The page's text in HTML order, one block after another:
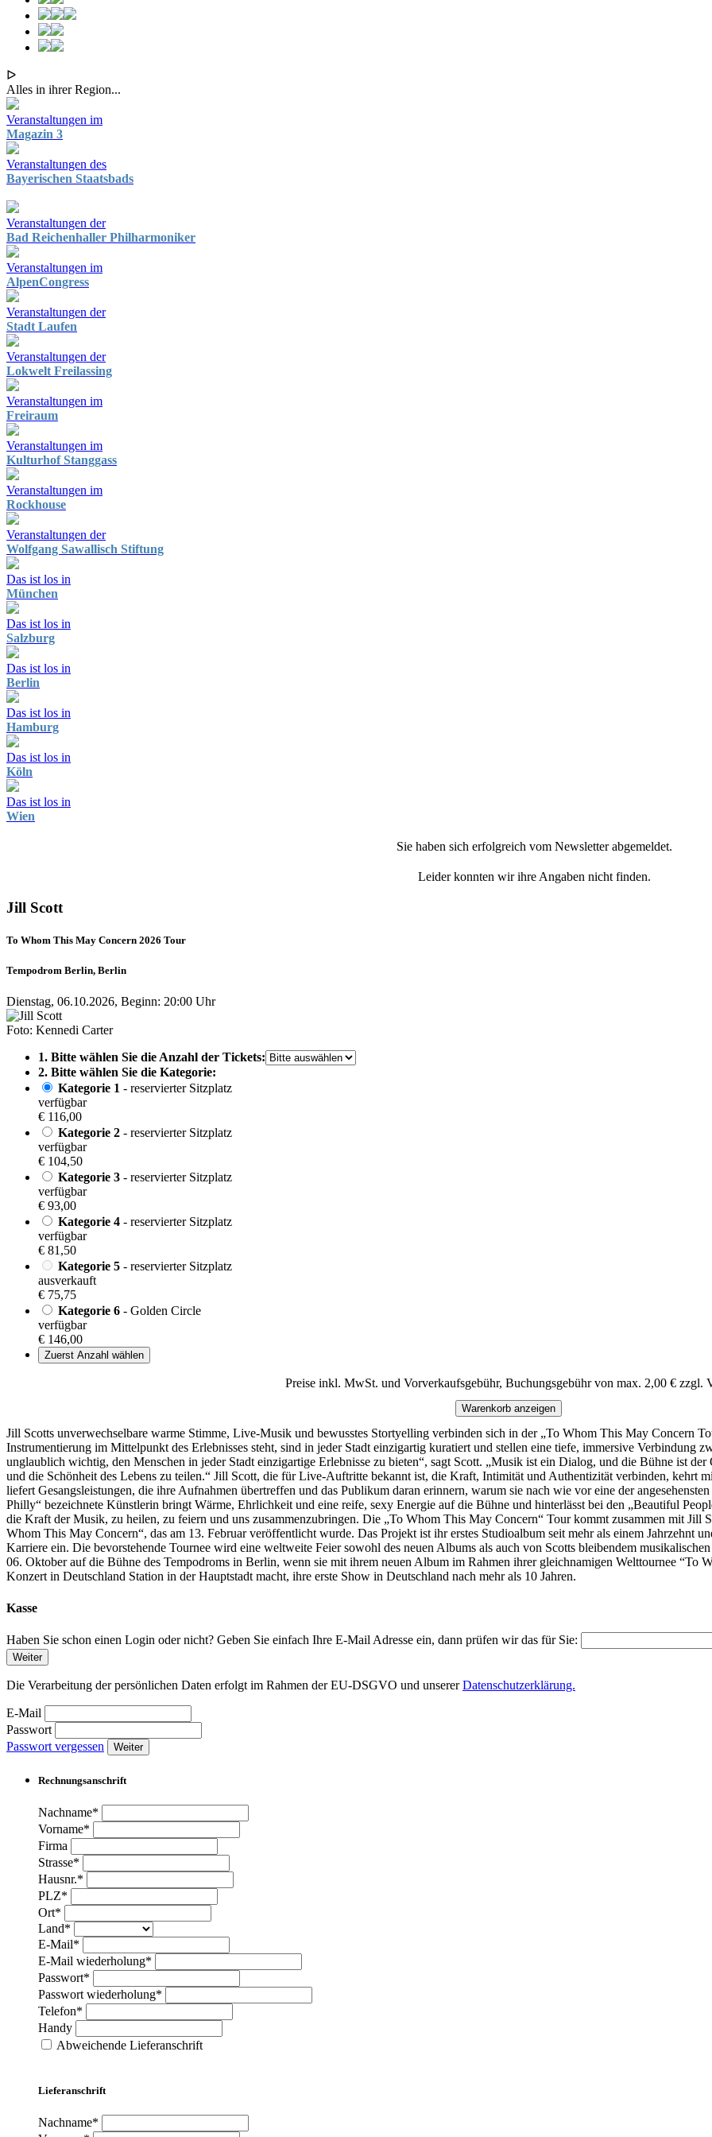
ᐅ
Alles in ihrer Region...
Veranstaltungen im
Magazin 3
Veranstaltungen des
Bayerischen Staatsbads
Veranstaltungen der
Bad Reichenhaller Philharmoniker
Veranstaltungen im
AlpenCongress
Veranstaltungen der
Stadt Laufen
Veranstaltungen der
Lokwelt Freilassing
Veranstaltungen im
Freiraum
Veranstaltungen im
Kulturhof Stanggass
Veranstaltungen im
Rockhouse
Veranstaltungen der
Wolfgang Sawallisch Stiftung
Das ist los in
München
Das ist los in
Salzburg
Das ist los in
Berlin
Das ist los in
Hamburg
Das ist los in
Köln
Das ist los in
Wien
Sie haben sich erfolgreich vom Newsletter abgemeldet.
Leider konnten wir ihre Angaben nicht finden.
Jill Scott
To Whom This May Concern 2026 Tour
Tempodrom Berlin, Berlin
Dienstag, 06.10.2026, Beginn: 20:00 Uhr
Foto: Kennedi Carter
1. Bitte wählen Sie die Anzahl der Tickets:
2. Bitte wählen Sie die Kategorie:
Kategorie 1 - reservierter Sitzplatz
verfügbar
€ 116,00
Kategorie 2 - reservierter Sitzplatz
verfügbar
€ 104,50
Kategorie 3 - reservierter Sitzplatz
verfügbar
€ 93,00
Kategorie 4 - reservierter Sitzplatz
verfügbar
€ 81,50
Kategorie 5 - reservierter Sitzplatz
ausverkauft
€ 75,75
Kategorie 6 - Golden Circle
verfügbar
€ 146,00
Zuerst Anzahl wählen
Preise inkl. MwSt. und Vorverkaufsgebühr, Buchungsgebühr von max. 2,00 € zzgl.
Warenkorb anzeigen
Jill Scotts unverwechselbare warme Stimme, Live-Musik und bewusstes Stortyelling verbinden sich in der „To Whom This May Concern
Instrumentierung im Mittelpunkt des Erlebnisses steht, sind in jeder Stadt einzigartig kuratiert und stellen eine tiefe, immersive Verbindung
unglaublich wichtig, den Menschen in jeder Stadt einzigartige Erlebnisse zu bieten“, sagt Scott. „Musik ist ein Dialog, und die Bühne ist
und die Schönheit des Lebens zu teilen.“ Jill Scott, die für Live-Auftritte bekannt ist, die Kraft, Intimität und Authentizität verbinden, kehrt
liefert Gesangsleistungen, die ihre Aufnahmen übertreffen und das Publikum daran erinnern, warum sie nach wie vor eine der
Philly“ bezeichnete Künstlerin bringt Wärme, Ehrlichkeit und eine reife, sexy Energie auf die Bühne und hinterlässt bei den „Beautiful
die Kraft der Musik, zu heilen, zu feiern und uns zusammenzubringen. Die „To Whom This May Concern“ Tour kommt zusammen mit Jill
Whom This May Concern“, das am 13. Februar veröffentlicht wurde. Das Projekt ist ihr erstes Studioalbum seit mehr als einem Jahrzehnt
Karriere ein. Die bevorstehende Tournee wird eine weltweite Feier sowohl des neuen Albums als auch von Scotts bleibendem
06. Oktober auf die Bühne des Tempodroms in Berlin, wenn sie mit ihrem neuen Album im Rahmen ihrer gleichnamigen Welttournee “To
Konzert in Deutschland Station in der Hauptstadt macht, ihre erste Show in Deutschland nach mehr als 10 Jahren.
Kasse
Haben Sie schon einen Login oder nicht? Geben Sie einfach Ihre E-Mail Adresse ein, dann prüfen wir das für Sie:
Weiter
Die Verarbeitung der persönlichen Daten erfolgt im Rahmen der EU-DSGVO und unsererDatenschutzerklärung.
E-Mail
Passwort
Passwort vergessen
Weiter
Rechnungsanschrift
Nachname*
Vorname*
Firma
Strasse*
Hausnr.*
PLZ*
Ort*
Land*
E-Mail*
E-Mail wiederholung*
Passwort*
Passwort wiederholung*
Telefon*
Handy
Abweichende Lieferanschrift
Lieferanschrift
Nachname*